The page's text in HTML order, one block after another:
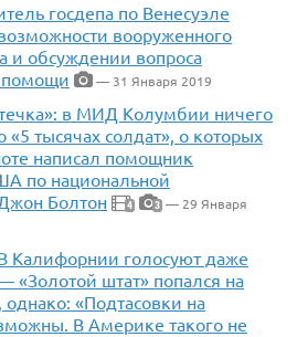
госдепа по Венесуэле
вооруженного
и обсуждении вопроса
помощи
— 31 Января 2019
в МИД Колумбии ничего
«5 тысячах солдат», о которых
написал помощник
по национальной
Болтон
4 3 — 29 Января
Калифорнии голосуют даже
«Золотой штат» попался на
однако: «Подтасовки на
В Америке такого не